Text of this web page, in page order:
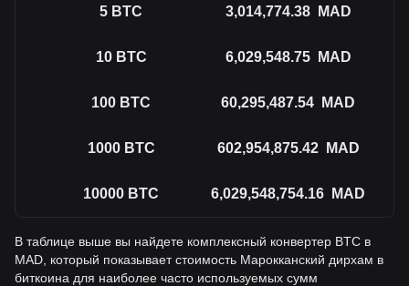
5 BTC 3,014,774.38 MAD
10 BTC 6,029,548.75 MAD
100 BTC 60,295,487.54 MAD
1000 BTC 602,954,875.42 MAD
10000 BTC 6,029,548,754.16 MAD
В таблице выше вы найдете комплексный конвертер BTC в
MAD, который показывает стоимость Марокканский дирхам в
биткоина для наиболее часто используемых сумм